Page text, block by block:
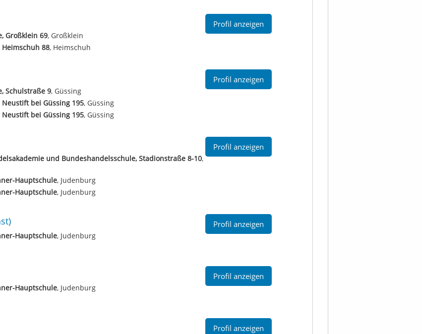
Großklein 69, Großklein
Heimschuh 88, Heimschuh
Profil anzeigen
Schulstraße 9, Güssing
Neustift bei Güssing 195, Güssing
Neustift bei Güssing 195, Güssing
Profil anzeigen
und Bundeshandelsschule, Stadionstraße 8-10,
Hauptschule, Judenburg
Hauptschule, Judenburg
Profil anzeigen
Hauptschule, Judenburg
Profil anzeigen
Hauptschule, Judenburg
Profil anzeigen
Profil anzeigen